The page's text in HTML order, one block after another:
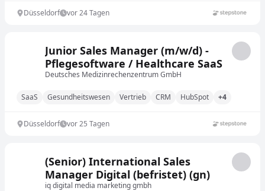
Düsseldorf vor 24 Tagen
Junior Sales Manager (m/w/d) -
Pflegesoftware / Healthcare SaaS
Deutsches Medizinrechenzentrum GmbH
SaaS Gesundheitswesen Vertrieb CRM HubSpot +4
Düsseldorf vor 25 Tagen
(Senior) International Sales
Manager Digital (befristet) (gn)
iq digital media marketing gmbh